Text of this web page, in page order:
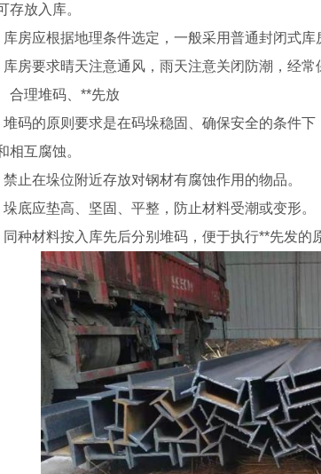
存放入库。
库房应根据地理条件选定，一般采用普通封闭式
库房要求晴天注意通风，雨天注意关闭防潮，经常
合理堆码、**先放
堆码的原则要求是在码垛稳固、确保安全的条件
相互腐蚀。
禁止在垛位附近存放对钢材有腐蚀作用的物品。
垛底应垫高、坚固、平整，防止材料受潮或变形。
同种材料按入库先后分别堆码，便于执行**先发的